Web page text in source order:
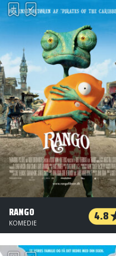
RANGO 4.8
KOMEDIE